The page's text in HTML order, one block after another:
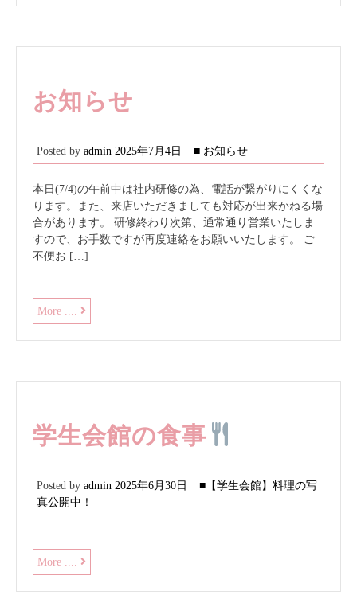
お知らせ
Posted by admin 2025年7月4日 ■ お知らせ
本日(7/4)の午前中は社内研修の為、電話が繋がりにくくな
ります。また、来店いただきましても対応が出来かねる場
合があります。 研修終わり次第、通常通り営業いたしま
すので、お手数ですが再度連絡をお願いいたします。 ご
不便お […]
More .... お
知
ら
学生会館の食事
Posted by admin 2025年6月30日
■【学生会館】料理の写
真公開中！
More .... 学
生
会